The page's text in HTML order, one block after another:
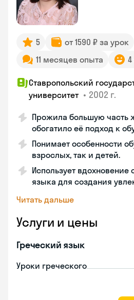
5
от 1590 ₽ за урок
11 месяцев опыта
4
Ставропольский
университет • 2002 г.
Прожила большую часть
обогатило её подход к
Понимает особенности
взрослых, так и детей.
Использует вдохновение
языка для создания
Читать дальше
Услуги и цены
Греческий язык
Уроки греческого